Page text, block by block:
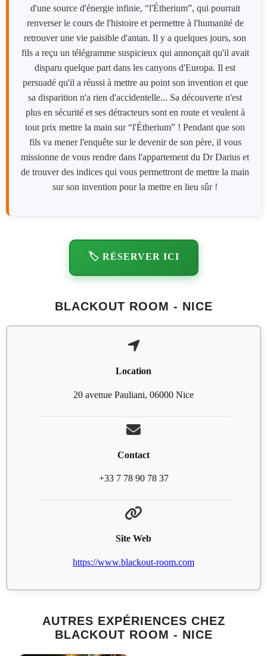
d'une source d'énergie infinie, “l'Étherium”, qui pourrait
renverser le cours de l'histoire et permettre à l'humanité de
retrouver une vie paisible d'antan. Il y a quelques jours, son
fils a reçu un télégramme suspicieux qui annonçait qu'il avait
disparu quelque part dans les canyons d'Europa. Il est
persuadé qu'il a réussi à mettre au point son invention et que
sa disparition n'a rien d'accidentelle... Sa découverte n'est
plus en sécurité et ses détracteurs sont en route et veulent à
tout prix mettre la main sur “l'Étherium” ! Pendant que son
fils va mener l'enquête sur le devenir de son père, il vous
missionne de vous rendre dans l'appartement du Dr Darius et
de trouver des indices qui vous permettront de mettre la main
sur son invention pour la mettre en lieu sûr !
🏷️ RÉSERVER ICI
BLACKOUT ROOM - NICE
Location
20 avenue Pauliani, 06000 Nice
Contact
+33 7 78 90 78 37
Site Web
https://www.blackout-room.com
AUTRES EXPÉRIENCES CHEZ
BLACKOUT ROOM - NICE